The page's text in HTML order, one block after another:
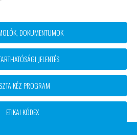
DOKUMENTUMOK
JELENTÉS
KÉZ PROGRAM
ETIKAI KÓDEX